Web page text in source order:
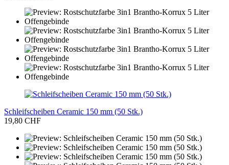
Schleifscheiben Ceramic 150 mm (50 Stk.)
19,80 CHF